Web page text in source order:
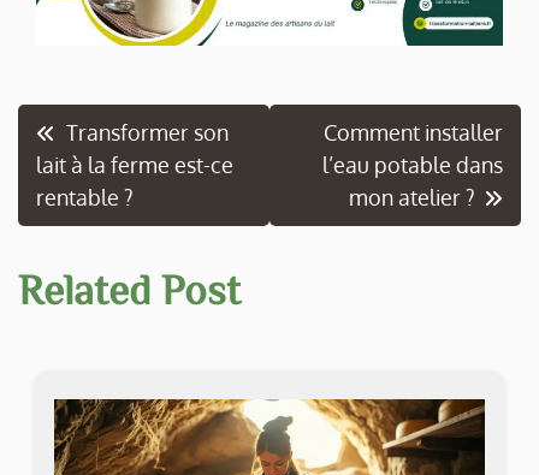
Navigation
de
l’article
Transformer son
lait à la ferme est-ce
rentable ?
Comment installer
l’eau potable dans
mon atelier ?
Related Post